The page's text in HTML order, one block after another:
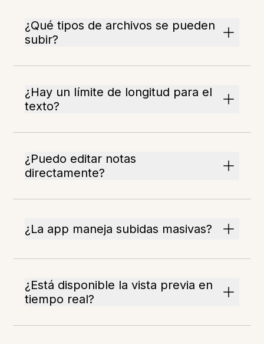
¿Qué tipos de archivos se pueden
subir?
¿Hay un límite de longitud para el
texto?
¿Puedo editar notas
directamente?
¿La app maneja subidas masivas?
¿Está disponible la vista previa en
tiempo real?